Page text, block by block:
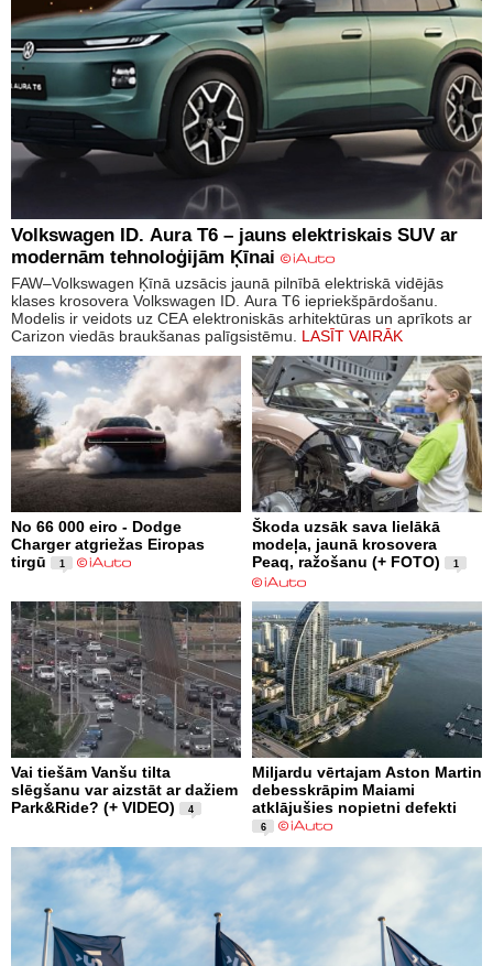
Volkswagen ID. Aura T6 – jauns elektriskais SUV ar
modernām tehnoloģijām Ķīnai
FAW–Volkswagen Ķīnā uzsācis jaunā pilnībā elektriskā vidējās
klases krosovera Volkswagen ID. Aura T6 iepriekšpārdošanu.
Modelis ir veidots uz CEA elektroniskās arhitektūras un aprīkots ar
Carizon viedās braukšanas palīgsistēmu. LASĪT VAIRĀK
No 66 000 eiro - Dodge
Charger atgriežas Eiropas
tirgū
1
Škoda uzsāk sava lielākā
modeļa, jaunā krosovera
Peaq, ražošanu (+ FOTO)
1
Vai tiešām Vanšu tilta
slēgšanu var aizstāt ar dažiem
Park&Ride? (+ VIDEO)
4
Miljardu vērtajam Aston Martin
debesskrāpim Maiami
atklājušies nopietni defekti
6